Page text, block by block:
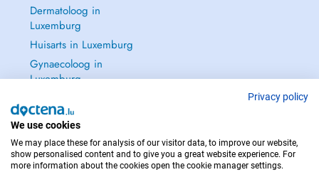
Dermatoloog in
Luxemburg
Huisarts in Luxemburg
Gynaecoloog in
Luxemburg
NEEM IN GEVAL VAN NOOD CONTACT OP MET : 112
Privacy policy
We use cookies
We may place these for analysis of our visitor data, to improve our website,
show personalised content and to give you a great website experience. For
more information about the cookies open the cookie manager settings.